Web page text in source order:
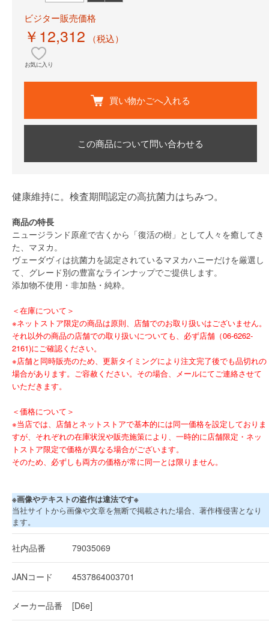
ビジター販売価格
￥12,312 （税込）
お気に入り
買い物かごへ入れる
この商品について問い合わせる
健康維持に。検査期間認定の高抗菌力はちみつ。
商品の特長
ニュージランド原産で古くから「復活の樹」として人々を癒してき
た、マヌカ。
ヴェーダヴィは抗菌力を認定されているマヌカハニーだけを厳選し
て、グレード別の豊富なラインナップでご提供します。
添加物不使用・非加熱・純粋。
＜在庫について＞
※ネットストア限定の商品は原則、店舗でのお取り扱いはございません。
それ以外の商品の店舗での取り扱いについても、必ず店舗（06-6262-
2161)にご確認ください。
※店舗と同時販売のため、更新タイミングにより注文完了後でも品切れの
場合があります。ご容赦ください。その場合、メールにてご連絡させて
いただきます。
＜価格について＞
※当店では、店舗とネットストアで基本的には同一価格を設定しておりま
すが、それぞれの在庫状況や販売施策により、一時的に店舗限定・ネッ
トストア限定で価格が異なる場合がございます。
そのため、必ずしも両方の価格が常に同一とは限りません。
※画像やテキストの盗作は違法です※
当社サイトから画像や文章を無断で掲載された場合、著作権侵害となり
ます。
社内品番 79035069
JANコード 4537864003701
メーカー品番 [D6e]